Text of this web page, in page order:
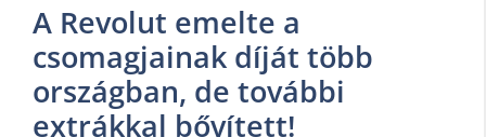
A Revolut emelte a
csomagjainak díját több
országban, de további
extrákkal bővített!